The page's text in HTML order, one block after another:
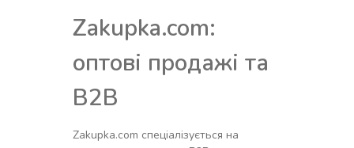
Zakupka.com:
оптові продажі та
B2B
Zakupka.com спеціалізується на